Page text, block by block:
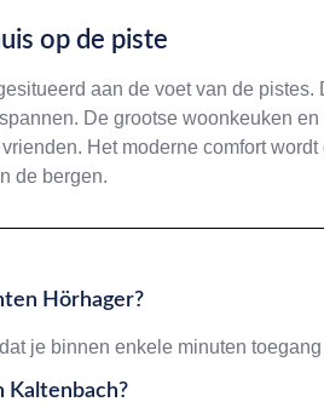
op de piste
aan de voet van de
De grootse woonkeuken
Het moderne comfort
de bergen.
Hörhager?
je binnen enkele minuten
Kaltenbach?